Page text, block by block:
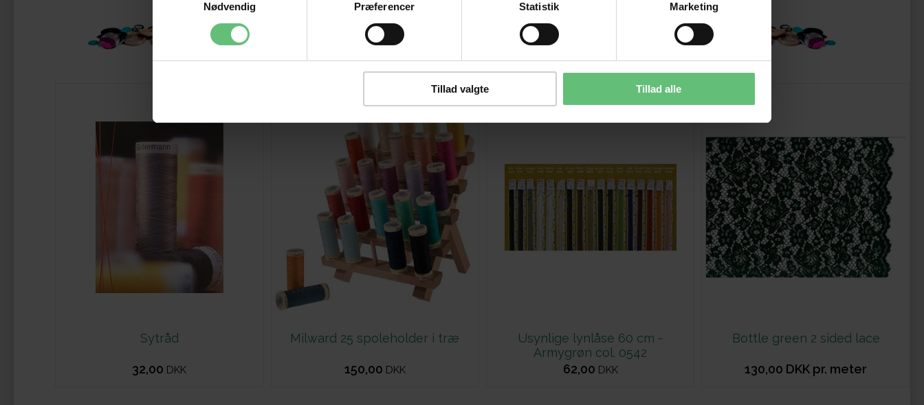
Nødvendig
Præferencer Statistik Marketing
Tillad valgte Tillad alle
Kunder købte også
Sytråd
32,00 DKK
Milward 25 spoleholder i træ
150,00 DKK
Usynlige lynlåse 60 cm -
Armygrøn col. 0542
62,00 DKK
Bottle green 2 sided lace
130,00 DKK pr. meter